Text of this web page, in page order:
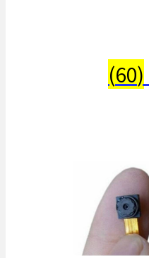
(60)